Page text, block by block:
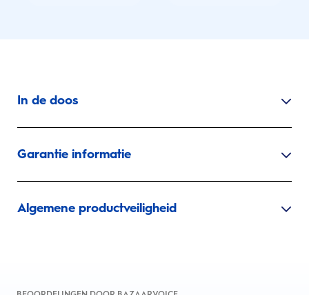
In de doos
Garantie informatie
Algemene productveiligheid